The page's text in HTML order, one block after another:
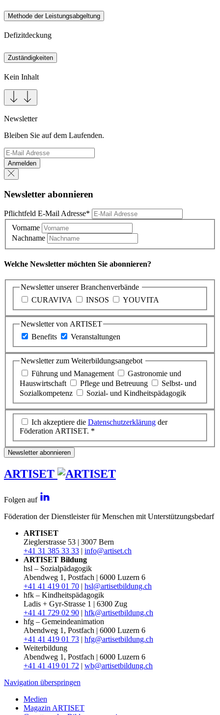
Methode der Leistungsabgeltung
Defizitdeckung
Zuständigkeiten
Kein Inhalt
Newsletter
Bleiben Sie auf dem Laufenden.
Anmelden
Newsletter abonnieren
Pflichtfeld E-Mail Adresse*
Vorname
Nachname
Welche Newsletter möchten Sie abonnieren?
Newsletter unserer Branchenverbände
CURAVIVA
INSOS YOUVITA
Newsletter von ARTISET
Benefits
Veranstaltungen
Newsletter zum Weiterbildungsangebot
Führung und Management
Gastronomie und
Hauswirtschaft
Pflege und Betreuung
Selbst- und
Sozialkompetenz
Sozial- und Kindheitspädagogik
Ich akzeptiere die Datenschutzerklärung der
Föderation ARTISET. *
Newsletter abonnieren
ARTISET
Folgen auf
Föderation der Dienstleister für Menschen mit Unterstützungsbedarf
ARTISET
Zieglerstrasse 53 | 3007 Bern
+41 31 385 33 33 | info@artiset.ch
ARTISET Bildung
hsl – Sozialpädagogik
Abendweg 1, Postfach | 6000 Luzern 6
+41 41 419 01 70 | hsl@artisetbildung.ch
hfk – Kindheitspädagogik
Ladis + Gyr-Strasse 1 | 6300 Zug
+41 41 729 02 90 | hfk@artisetbildung.ch
hfg – Gemeindeanimation
Abendweg 1, Postfach | 6000 Luzern 6
+41 41 419 01 73 | hfg@artisetbildung.ch
Weiterbildung
Abendweg 1, Postfach | 6000 Luzern 6
+41 41 419 01 72 | wb@artisetbildung.ch
Navigation überspringen
Medien
Magazin ARTISET